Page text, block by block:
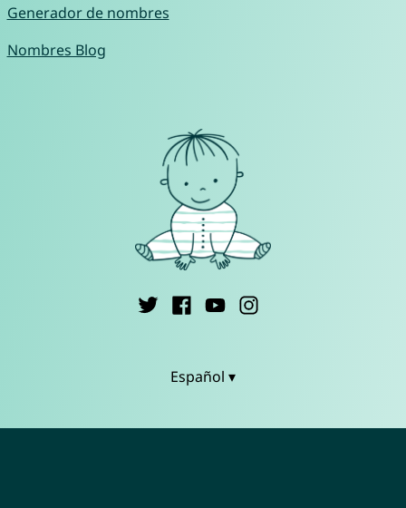
Generador de nombres
Nombres Blog
Español ▾